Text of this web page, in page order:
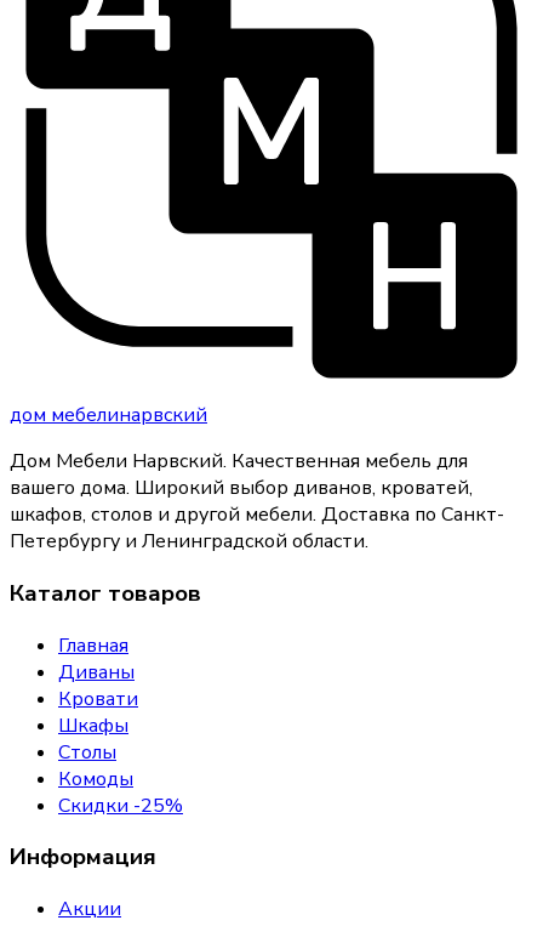
дом мебелинарвский
Дом Мебели Нарвский. Качественная мебель для
вашего дома. Широкий выбор диванов, кроватей,
шкафов, столов и другой мебели. Доставка по Санкт-
Петербургу и Ленинградской области.
Каталог товаров
Главная
Диваны
Кровати
Шкафы
Столы
Комоды
Скидки -25%
Информация
Акции